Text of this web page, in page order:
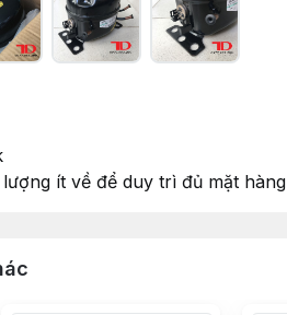
ít về để duy trì đủ mặt hàng